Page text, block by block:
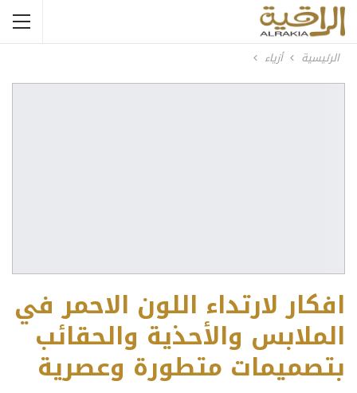
الرئيسية أزياء
افكار لارتداء اللون الاحمر في
الملابس والأحذية والحقائب
بتصميمات متطورة وعصرية